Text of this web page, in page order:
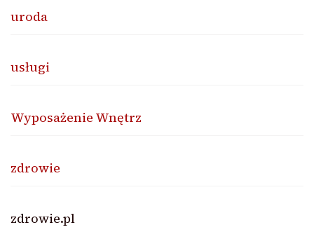
uroda
usługi
Wyposażenie Wnętrz
zdrowie
zdrowie.pl